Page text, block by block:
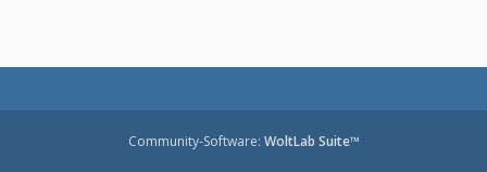
Community-Software: WoltLab Suite™